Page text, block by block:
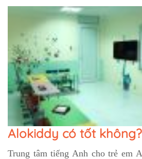
Alokiddy có tốt không?
Trung tâm tiếng Anh cho trẻ em